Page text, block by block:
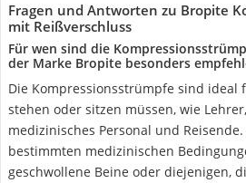
Fragen und Antworten zu Bropite
mit Reißverschluss
Für wen sind die
der Marke Bropite besonders
Die Kompressionsstrümpfe sind ideal
stehen oder sitzen müssen, wie
medizinisches Personal und
bestimmten medizinischen
geschwollene Beine oder diejenigen,